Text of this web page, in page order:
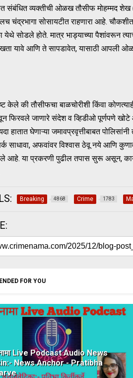
संबंधित व्यक्तीची ओळख तौसीफ मोहम्मद
चंद्रभागा सोसायटीत राहणारा आहे. चौकशीत
सोडले होते. मात्र भाड्याच्या पैशांवरून
यावे आणि ते सापडावेत, यासाठी आपली
केले की तौसीफचा बाळचोरीशी किंवा
फिरवले जाणारे संदेश व व्हिडीओ पूर्णपणे
हातात घेणाऱ्या जमावप्रवृत्तीबाबत
साधावा, अफवांवर विश्वास ठेवू नये आणि
आहे. या प्रकरणी पुढील तपास सुरू असून,
Breaking 4868 Crime 1783
FOR YOU
Live Podcast Audio News
News Anchor - Pratibha